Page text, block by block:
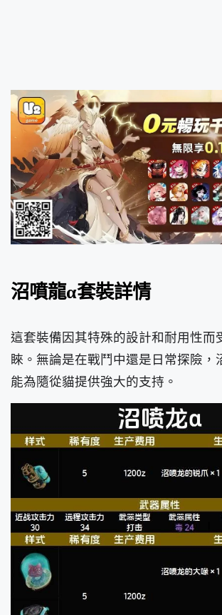
沼噴龍α套裝詳情
這套裝備因其特殊的設計和耐用性而
睞。無論是在戰鬥中還是日常探險，
能為隨從貓提供強大的支持。